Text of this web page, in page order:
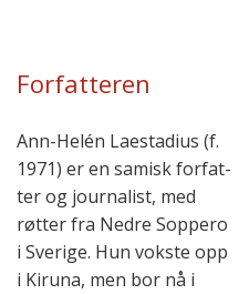
Forfatteren
Ann-Helén Laestadius (f.
1971) er en samisk for­fat­
ter og journa­list, med
røt­ter fra Nedre Soppero
i Sverige. Hun vokste opp
i Kiruna, men bor nå i